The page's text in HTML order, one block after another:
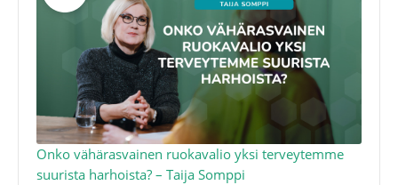
Onko vähärasvainen ruokavalio yksi terveytemme
suurista harhoista? – Taija Somppi